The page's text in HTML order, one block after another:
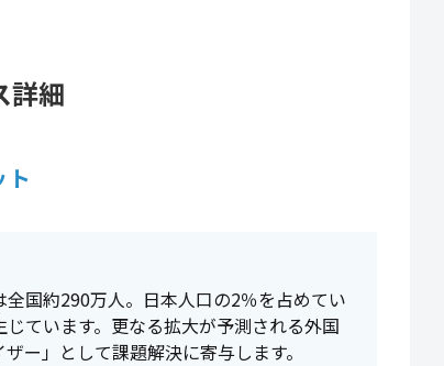
詳細
国約290万人。日本人口の2％を占めてい
ています。更なる拡大が予測される外国
ー」として課題解決に寄与します。